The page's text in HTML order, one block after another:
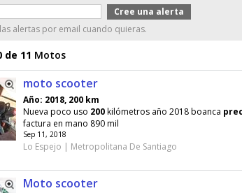
alertas por email cuando quieras.
de 11 Motos
moto scooter
Año: 2018, 200 km
Nueva poco uso 200kilómetros año 2018 boanca
factura en mano 890 mil
Sep 11, 2018
Lo Espejo | Metropolitana De Santiago
Moto scooter